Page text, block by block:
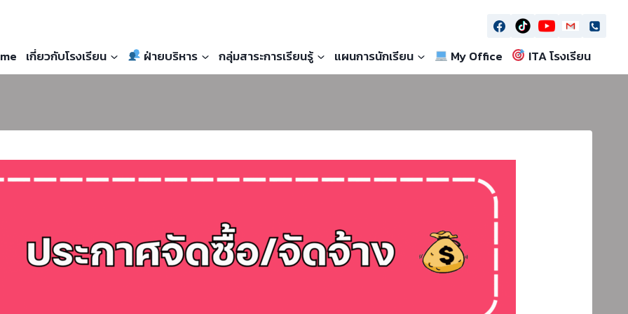
เกี่ยวกับโรงเรียน ฝ่ายบริหาร กลุ่มสาระการเรียนรู้ แผนการนักเรียน My Office ITA โรงเรียน